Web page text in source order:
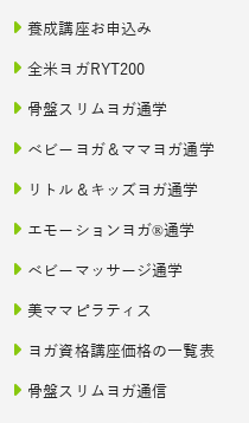
養成講座お申込み
全米ヨガRYT200
骨盤スリムヨガ通学
ベビーヨガ＆ママヨガ通学
リトル＆キッズヨガ通学
エモーションヨガ®通学
ベビーマッサージ通学
美ママピラティス
ヨガ資格講座価格の一覧表
骨盤スリムヨガ通信